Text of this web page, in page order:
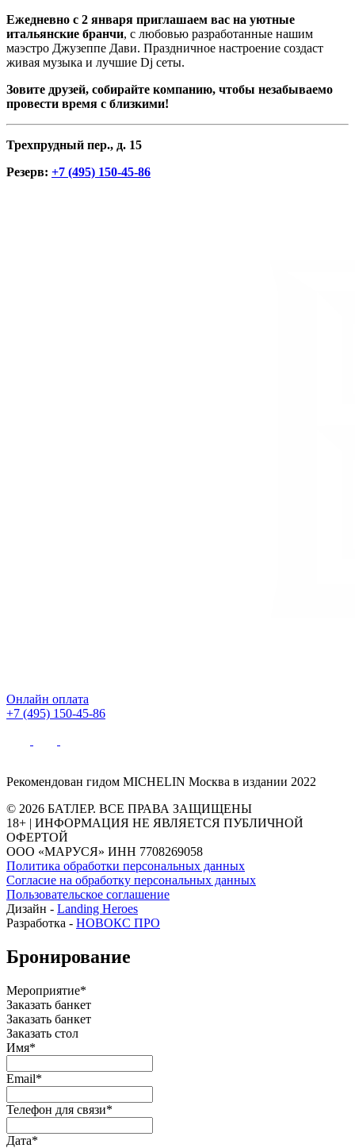
Ежедневно с 2 января приглашаем вас на уютные
итальянские бранчи, с любовью разработанные нашим
маэстро Джузеппе Дави. Праздничное настроение создаст
живая музыка и лучшие Dj сеты.
Зовите друзей, собирайте компанию, чтобы незабываемо
провести время с близкими!
Трехпрудный пер., д. 15
Резерв: +7 (495) 150-45-86
Онлайн оплата
+7 (495) 150-45-86
Рекомендован гидом MICHELIN Москва в издании 2022
© 2026 БАТЛЕР. ВСЕ ПРАВА ЗАЩИЩЕНЫ
18+ | ИНФОРМАЦИЯ НЕ ЯВЛЯЕТСЯ ПУБЛИЧНОЙ
ОФЕРТОЙ
ООО «МАРУСЯ» ИНН 7708269058
Политика обработки персональных данных
Согласие на обработку персональных данных
Пользовательское соглашение
Дизайн - Landing Heroes
Разработка - НОВОКС ПРО
Бронирование
Мероприятие*
Заказать банкет
Заказать банкет
Заказать стол
Имя*
Email*
Телефон для связи*
Дата*